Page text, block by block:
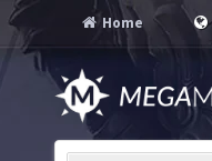
Home